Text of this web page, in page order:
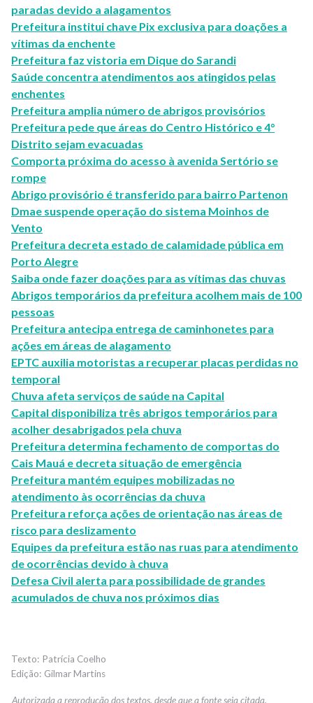
paradas devido a alagamentos
Prefeitura institui chave Pix exclusiva para doações a
vítimas da enchente
Prefeitura faz vistoria em Dique do Sarandi
Saúde concentra atendimentos aos atingidos pelas
enchentes
Prefeitura amplia número de abrigos provisórios
Prefeitura pede que áreas do Centro Histórico e 4°
Distrito sejam evacuadas
Comporta próxima do acesso à avenida Sertório se
rompe
Abrigo provisório é transferido para bairro Partenon
Dmae suspende operação do sistema Moinhos de
Vento
Prefeitura decreta estado de calamidade pública em
Porto Alegre
Saiba onde fazer doações para as vítimas das chuvas
Abrigos temporários da prefeitura acolhem mais de 100
pessoas
Prefeitura antecipa entrega de caminhonetes para
ações em áreas de alagamento
EPTC auxilia motoristas a recuperar placas perdidas no
temporal
Chuva afeta serviços de saúde na Capital
Capital disponibiliza três abrigos temporários para
acolher desabrigados pela chuva
Prefeitura determina fechamento de comportas do
Cais Mauá e decreta situação de emergência
Prefeitura mantém equipes mobilizadas no
atendimento às ocorrências da chuva
Prefeitura reforça ações de orientação nas áreas de
risco para deslizamento
Equipes da prefeitura estão nas ruas para atendimento
de ocorrências devido à chuva
Defesa Civil alerta para possibilidade de grandes
acumulados de chuva nos próximos dias
Patrícia Coelho
Gilmar Martins